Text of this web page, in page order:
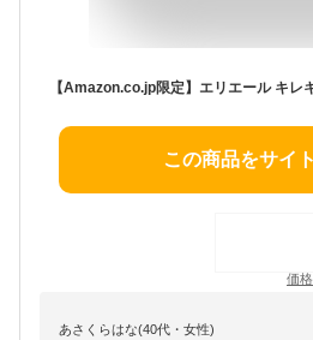
この商品をサイ
価
あさくらはな(40代・女性)